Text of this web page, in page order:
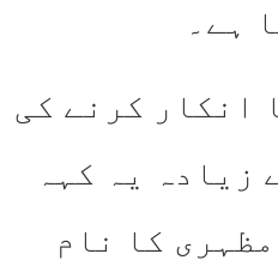
ہے۔
انکار کرنے کی
زیادہ یہ کہہ
کا نام